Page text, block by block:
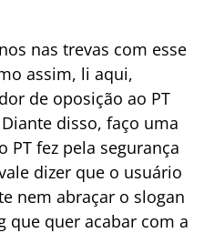
nas trevas com esse
assim, li aqui,
de oposição ao PT
disso, faço uma
PT fez pela segurança
dizer que o usuário
nem abraçar o slogan
que quer acabar com a